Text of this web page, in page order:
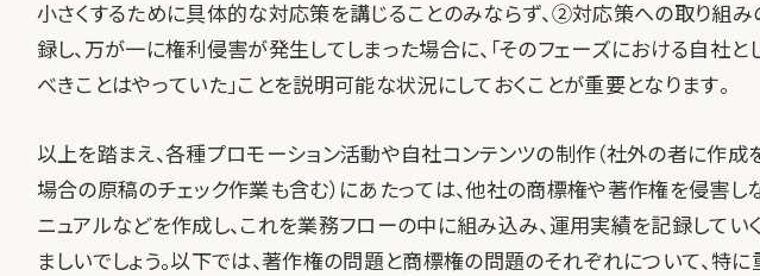
小さくするために具体的な対応策を講じることのみならず、②対応策への取り組
録し、万が一に権利侵害が発生してしまった場合に、「そのフェーズにおける自社と
べきことはやっていた」ことを説明可能な状況にしておくことが重要となります。
以上を踏まえ、各種プロモーション活動や自社コンテンツの制作（社外の者に作成
場合の原稿のチェック作業も含む）にあたっては、他社の商標権や著作権を侵害し
ニュアルなどを作成し、これを業務フローの中に組み込み、運用実績を記録してい
ましいでしょう。以下では、著作権の問題と商標権の問題のそれぞれについて、特